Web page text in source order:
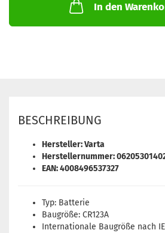
In den
BESCHREIBUNG
Hersteller: Varta
Herstellernummer:
EAN: 4008496537327
Typ: Batterie
Baugröße: CR123A
Internationale Baugröße nach